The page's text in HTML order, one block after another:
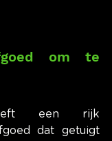
om te
een rijk
dat getuigt